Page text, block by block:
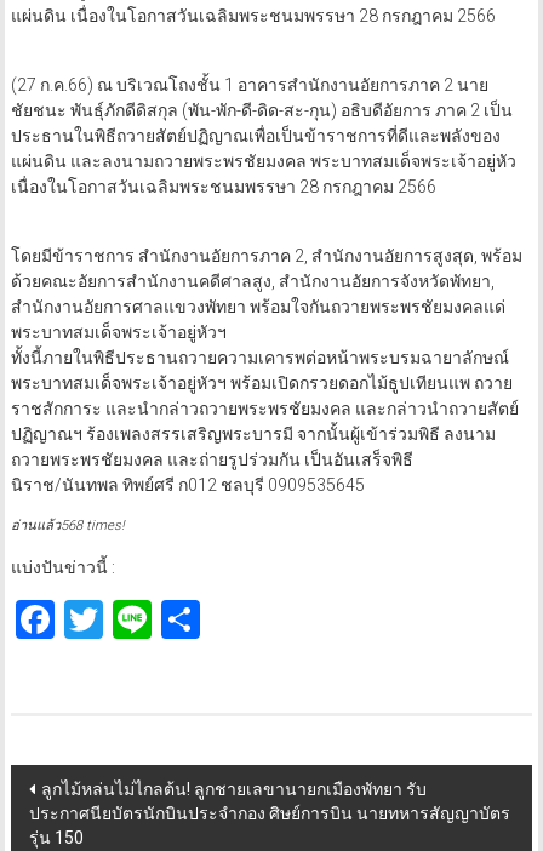
แผ่นดิน เนื่องในโอกาสวันเฉลิมพระชนมพรรษา 28 กรกฎาคม 2566
(27 ก.ค.66) ณ บริเวณโถงชั้น 1 อาคารสำนักงานอัยการภาค 2 นาย
ชัยชนะ พันธุ์ภักดีดิสกุล (พัน-พัก-ดี-ดิด-สะ-กุน) อธิบดีอัยการ ภาค 2 เป็น
ประธานในพิธีถวายสัตย์ปฏิญาณเพื่อเป็นข้าราชการที่ดีและพลังของ
แผ่นดิน และลงนามถวายพระพรชัยมงคล พระบาทสมเด็จพระเจ้าอยู่หัว
เนื่องในโอกาสวันเฉลิมพระชนมพรรษา 28 กรกฎาคม 2566
โดยมีข้าราชการ สำนักงานอัยการภาค 2, สำนักงานอัยการสูงสุด, พร้อม
ด้วยคณะอัยการสำนักงานคดีศาลสูง, สำนักงานอัยการจังหวัดพัทยา,
สำนักงานอัยการศาลแขวงพัทยา พร้อมใจกันถวายพระพรชัยมงคลแด่
พระบาทสมเด็จพระเจ้าอยู่หัวฯ
ทั้งนี้ภายในพิธีประธานถวายความเคารพต่อหน้าพระบรมฉายาลักษณ์
พระบาทสมเด็จพระเจ้าอยู่หัวฯ พร้อมเปิดกรวยดอกไม้ธูปเทียนแพ ถวาย
ราชสักการะ และนำกล่าวถวายพระพรชัยมงคล และกล่าวนำถวายสัตย์
ปฏิญาณฯ ร้องเพลงสรรเสริญพระบารมี จากนั้นผู้เข้าร่วมพิธี ลงนาม
ถวายพระพรชัยมงคล และถ่ายรูปร่วมกัน เป็นอันเสร็จพิธี
นิราช/นันทพล ทิพย์ศรี ก012 ชลบุรี 0909535645
อ่านแล้ว568 times!
แบ่งปันข่าวนี้ :
Facebook
Twitter
LineShare
Post
navigation
ลูกไม้หล่นไม่ไกลต้น! ลูกชายเลขานายกเมืองพัทยา รับ
ประกาศนียบัตรนักบินประจำกอง ศิษย์การบิน นายทหารสัญญาบัตร
รุ่น 150